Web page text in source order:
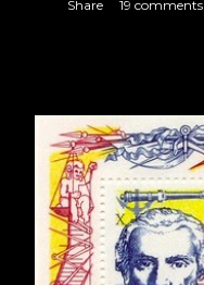
Share 19 comments